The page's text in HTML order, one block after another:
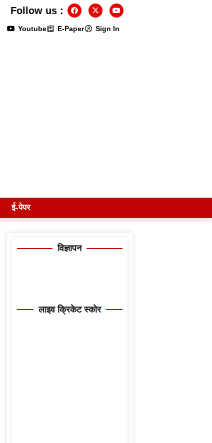
Youtube E-Paper Sign In
Follow us :
ई-पेपर
विज्ञापन
लाइव क्रिकेट स्कोर